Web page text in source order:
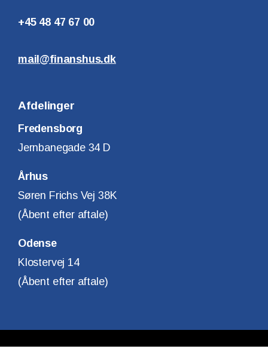
+45 48 47 67 00
mail@finanshus.dk
Afdelinger
Fredensborg
Jernbanegade 34 D
Århus
Søren Frichs Vej 38K
(Åbent efter aftale)
Odense
Klostervej 14
(Åbent efter aftale)